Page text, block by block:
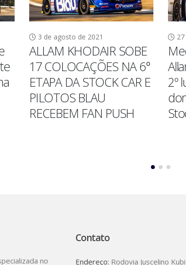
3 de agosto de 2021
ALLAM KHODAIR SOBE
17 COLOCAÇÕES NA 6°
ETAPA DA STOCK CAR E
PILOTOS BLAU
RECEBEM FAN PUSH
2º
no
Contato
Endereço: Rodovia Juscelino